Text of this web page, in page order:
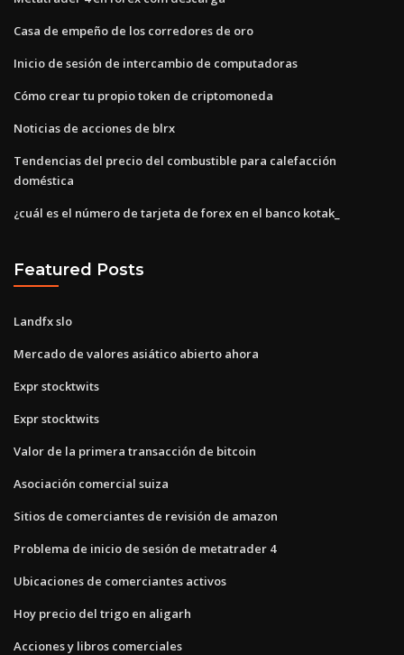
Casa de empeño de los corredores de oro
Inicio de sesión de intercambio de computadoras
Cómo crear tu propio token de criptomoneda
Noticias de acciones de blrx
Tendencias del precio del combustible para calefacción
doméstica
¿cuál es el número de tarjeta de forex en el banco kotak_
Featured Posts
Landfx slo
Mercado de valores asiático abierto ahora
Expr stocktwits
Expr stocktwits
Valor de la primera transacción de bitcoin
Asociación comercial suiza
Sitios de comerciantes de revisión de amazon
Problema de inicio de sesión de metatrader 4
Ubicaciones de comerciantes activos
Hoy precio del trigo en aligarh
Acciones y libros comerciales